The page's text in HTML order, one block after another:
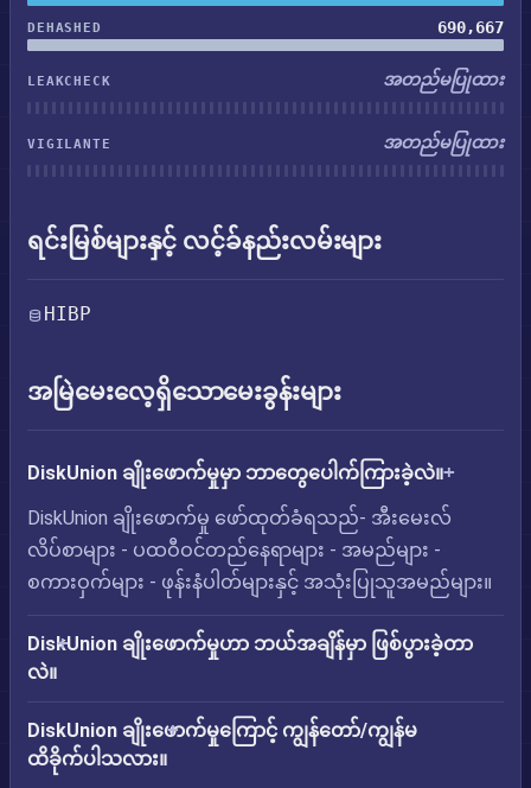
DEHASHED 690,667
LEAKCHECK အတည်မပြုထား
VIGILANTE အတည်မပြုထား
ရင်းမြစ်များနှင့် လင့်ခ်နည်းလမ်းများ
HIBP
အမြဲမေးလေ့ရှိသောမေးခွန်းများ
DiskUnion ချိုးဖောက်မှုမှာ ဘာတွေပေါက်ကြားခဲ့လဲ။
DiskUnion ချိုးဖောက်မှု ဖော်ထုတ်ခံရသည်- အီးမေးလ်
လိပ်စာများ - ပထဝီဝင်တည်နေရာများ - အမည်များ -
စကားဝှက်များ - ဖုန်းနံပါတ်များနှင့် အသုံးပြုသူအမည်များ။
DiskUnion ချိုးဖောက်မှုဟာ ဘယ်အချိန်မှာ ဖြစ်ပွားခဲ့တာ
လဲ။
DiskUnion ချိုးဖောက်မှုကြောင့် ကျွန်တော်/ကျွန်မ
ထိခိုက်ပါသလား။